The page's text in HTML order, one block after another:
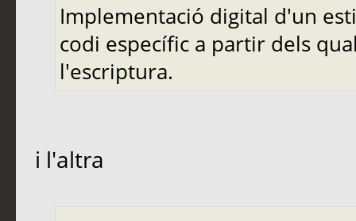
Implementació digital d'un
codi específic a partir dels
l'escriptura.
i l'altra